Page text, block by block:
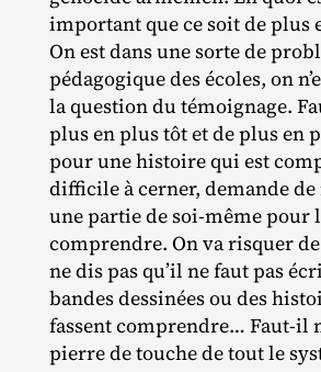
important que ce soit de plus
On est dans une sorte de
pédagogique des écoles, on
la question du témoignage.
plus en plus tôt et de plus en
pour une histoire qui est
difficile à cerner, demande
une partie de soi‐​même pour
comprendre. On va risquer
ne dis pas qu’il ne faut pas
bandes dessinées ou des
fassent comprendre… Faut‐​il
pierre de touche de tout le